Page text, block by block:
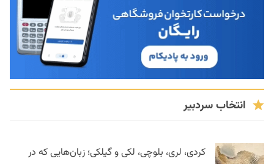
انتخاب سردبیر
کردی، لری، بلوچی، لکی و گیلکی؛ زبان‌هایی که در